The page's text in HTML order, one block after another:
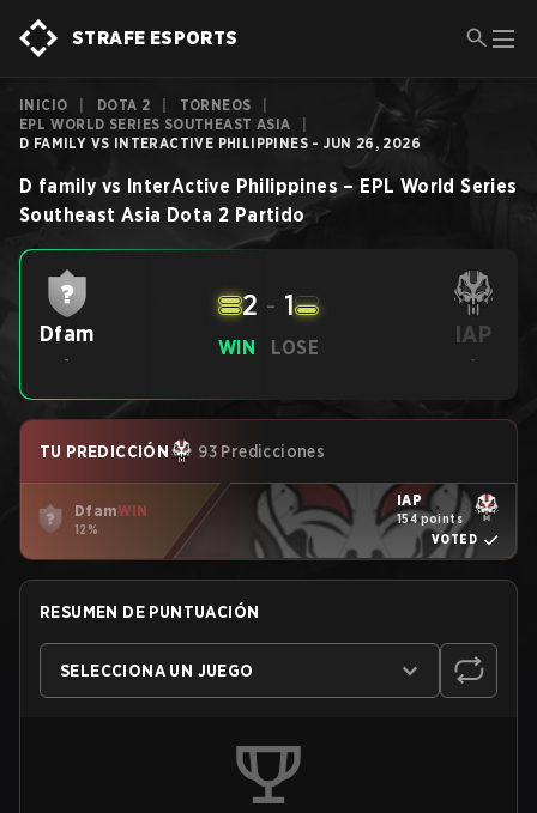
STRAFE ESPORTS
INICIO DOTA 2 TORNEOS
EPL WORLD SERIES SOUTHEAST ASIA
D FAMILY VS INTERACTIVE PHILIPPINES - JUN 26, 2026
D family vs InterActive Philippines – EPL World Series
Southeast Asia Dota 2 Partido
Dfam
-
WIN
2 - 1
LOSE IAP
-
TU PREDICCIÓN 93 Predicciones
DfamWIN
12%
IAP
154 points
VOTED
RESUMEN DE PUNTUACIÓN
SELECCIONA UN JUEGO